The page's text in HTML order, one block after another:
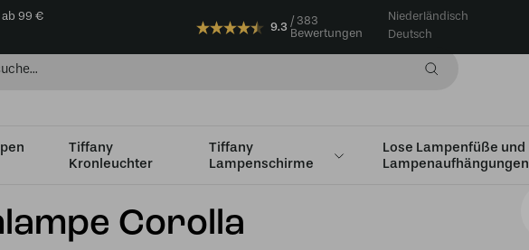
ab 99 €
9.3
383
Bewertungen
Niederländisch
Deutsch
Tiffany
Kronleuchter
Tiffany
Lampenschirme
Lose Lampenfüße und
Lampenaufhängungen
Tiffany Schreibtischlampe Corolla
Corolla